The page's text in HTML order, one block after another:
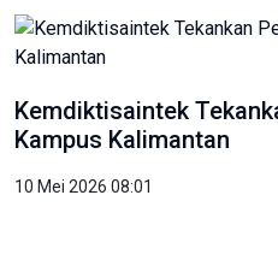
Kemdiktisaintek
Kampus Kalimantan
10 Mei 2026 08:01